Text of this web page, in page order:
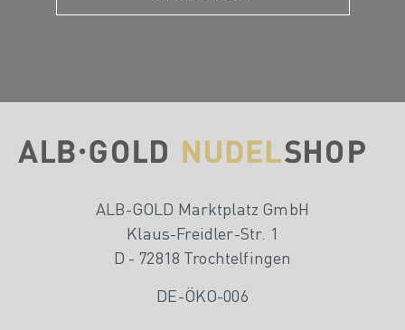
ALB-GOLD Marktplatz GmbH
Klaus-Freidler-Str. 1
D - 72818 Trochtelfingen
DE-ÖKO-006